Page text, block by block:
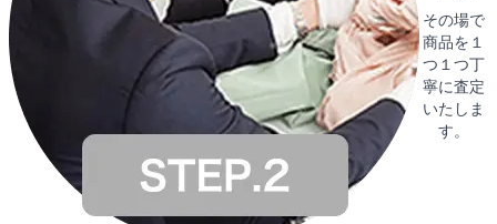
その場で
商品を１
つ１つ丁
寧に査定
いたしま
す。